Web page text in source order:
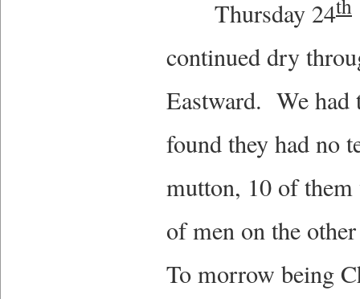
Thursday 24th
continued dry
Eastward. We had
found they had no
mutton, 10 of
of men on the
To morrow being